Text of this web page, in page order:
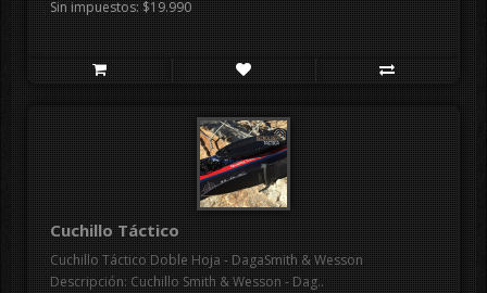
Sin impuestos: $19.990
Cuchillo Táctico
Cuchillo Táctico Doble Hoja - DagaSmith & Wesson
Descripción: Cuchillo Smith & Wesson - Dag..